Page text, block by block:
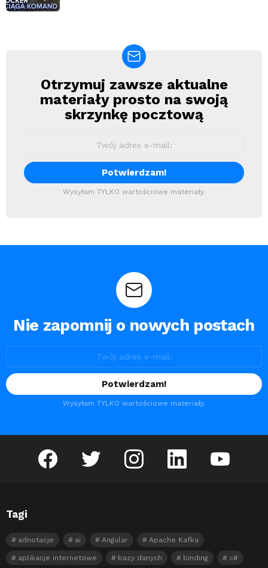
Newsletter
Otrzymuj zawsze aktualne
materiały prosto na swoją
skrzynkę pocztową
Wysyłam TYLKO wartościowe materiały.
Nie zapomnij o nowych postach
Wysyłam TYLKO wartościowe materiały.
facebook twitter instagram linkedin youtube
Tagi
adnotacje ai Angular Apache Kafka
aplikacje internetowe bazy danych binding c#